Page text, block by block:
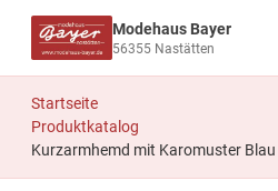
Modehaus Bayer
56355 Nastätten
Startseite
Produktkatalog
Kurzarmhemd mit Karomuster Blau